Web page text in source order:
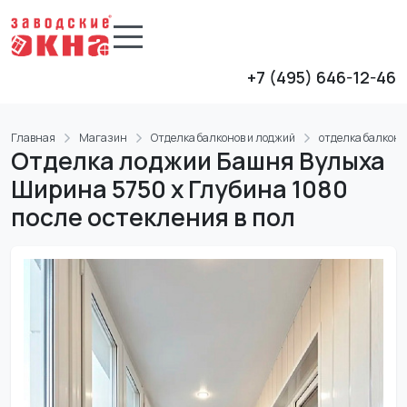
+7 (495) 646-12-46
Главная Магазин Отделка балконов и лоджий отделка
Отделка лоджии Башня Вулыха
Ширина 5750 х Глубина 1080
после остекления в пол